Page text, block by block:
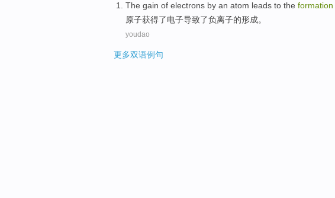
The gain of electrons by an atom leads to the formation
原子获得了电子导致了负离子的形成。
youdao
更多双语例句